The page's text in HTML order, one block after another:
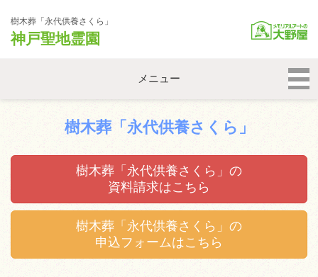
樹木葬「永代供養さくら」
神戸聖地霊園
メニュー
樹木葬「永代供養さくら」
樹木葬「永代供養さくら」の
資料請求はこちら
樹木葬「永代供養さくら」の
申込フォームはこちら